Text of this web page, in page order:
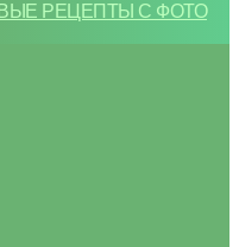
РЕЦЕПТЫ С ФОТО